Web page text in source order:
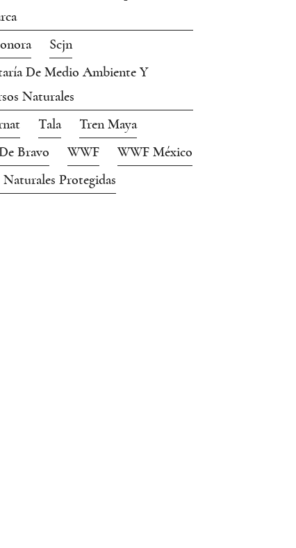
Scjn
De Medio Ambiente Y
Naturales
Tala
Tren Maya
Bravo
WWF
WWF México
Naturales Protegidas